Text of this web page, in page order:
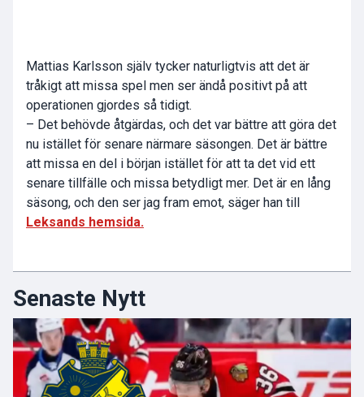
Mattias Karlsson själv tycker naturligtvis att det är
tråkigt att missa spel men ser ändå positivt på att
operationen gjordes så tidigt.
– Det behövde åtgärdas, och det var bättre att göra det
nu istället för senare närmare säsongen. Det är bättre
att missa en del i början istället för att ta det vid ett
senare tillfälle och missa betydligt mer. Det är en lång
säsong, och den ser jag fram emot, säger han till
Leksands hemsida.
Senaste Nytt